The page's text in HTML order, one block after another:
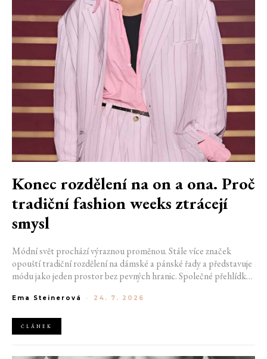
Konec rozdělení na on a ona. Proč
tradiční fashion weeks ztrácejí
smysl
Módní svět prochází výraznou proměnou. Stále více značek
opouští tradiční rozdělení na dámské a pánské řady a představuje
módu jako jeden prostor bez pevných hranic. Společné přehlídky,
klasické týdny módy mohou brzy vypadat úplně jinak.
Ema Steinerová - 24. 7. 2026
ČLÁNEK